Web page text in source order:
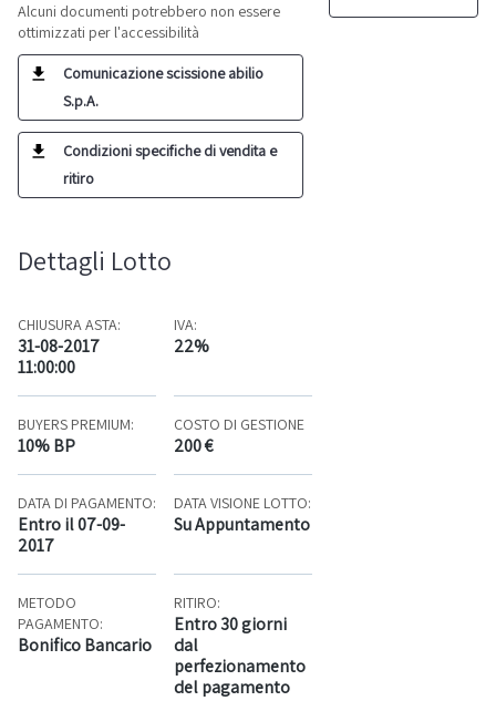
Alcuni documenti potrebbero non essere
ottimizzati per l'accessibilità
Comunicazione scissione abilio
S.p.A.
Condizioni specifiche di vendita e
ritiro
Dettagli Lotto
CHIUSURA ASTA:
31-08-2017
11:00:00
IVA:
22%
BUYERS PREMIUM:
10% BP
COSTO DI GESTIONE
200 €
DATA DI PAGAMENTO:
Entro il 07-09-
2017
DATA VISIONE LOTTO:
Su Appuntamento
METODO
PAGAMENTO:
Bonifico Bancario
RITIRO:
Entro 30 giorni
dal
perfezionamento
del pagamento